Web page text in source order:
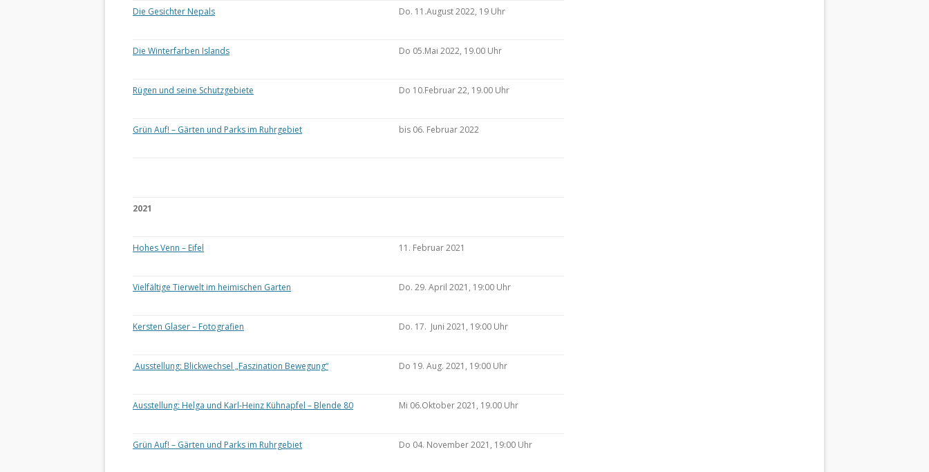
Die Gesichter Nepals Do. 11.August 2022, 19 Uhr
Die Winterfarben Islands Do 05.Mai 2022, 19.00 Uhr
Rügen und seine Schutzgebiete Do 10.Februar 22, 19.00 Uhr
Grün Auf! – Gärten und Parks im Ruhrgebiet bis 06. Februar 2022
2021
Hohes Venn – Eifel 11. Februar 2021
Vielfältige Tierwelt im heimischen Garten Do. 29. April 2021, 19:00 Uhr
Kersten Glaser – Fotografien Do. 17. Juni 2021, 19:00 Uhr
Ausstellung: Blickwechsel „Faszination Bewegung“ Do 19. Aug. 2021, 19:00 Uhr
Ausstellung: Helga und Karl-Heinz Kühnapfel – Blende 80 Mi 06.Oktober 2021, 19.00 Uhr
Grün Auf! – Gärten und Parks im Ruhrgebiet Do 04. November 2021, 19:00 Uhr